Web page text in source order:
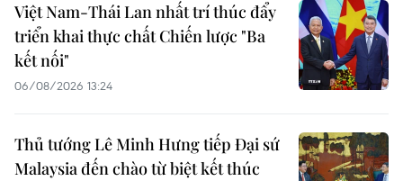
Việt Nam-Thái Lan nhất trí thúc đẩy
triển khai thực chất Chiến lược "Ba
kết nối"
06/08/2026 13:24
Thủ tướng Lê Minh Hưng tiếp Đại sứ
Malaysia đến chào từ biệt kết thúc